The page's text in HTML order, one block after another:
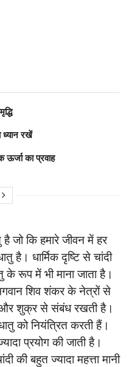
ध्यान रखें
का प्रवाह
जो कि हमारे जीवन में हर
है। धार्मिक दृष्टि से चांदी
के रूप में भी माना जाता है।
शिव शंकर के नेत्रों से
और शुक्र से संबंध रखती है।
को नियंत्रित करती हैं।
प्रयोग की जाती है।
की बहुत ज्यादा महत्ता मानी